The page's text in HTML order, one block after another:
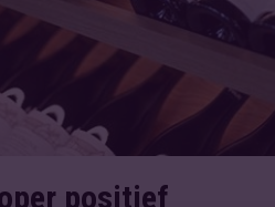
positief